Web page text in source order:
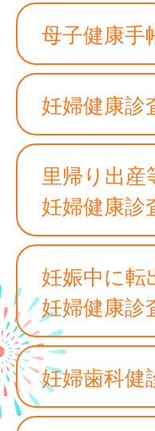
母子健康手
妊婦健康診
里帰り出産
妊婦健康診
妊娠中に転
妊婦健康診
妊婦歯科健